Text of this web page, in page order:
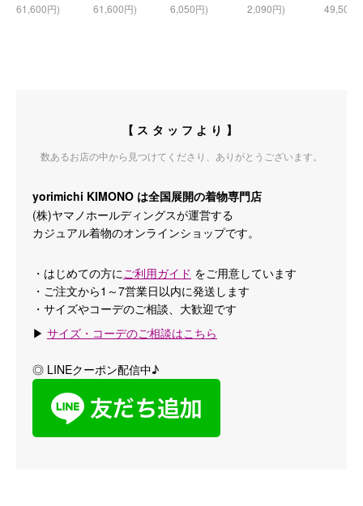
61,600円)
61,600円)
6,050円)
2,090円)
49,500
【スタッフより】
数あるお店の中から見つけてくださり、ありがとうございます。
yorimichi KIMONO は全国展開の着物専門店
(株)ヤマノホールディングスが運営する
カジュアル着物のオンラインショップです。
・はじめての方に ご利用ガイド をご用意しています
・ご注文から1～7営業日以内に発送します
・サイズやコーデのご相談、大歓迎です
▶ サイズ・コーデのご相談はこちら
◎ LINEクーポン配信中♪